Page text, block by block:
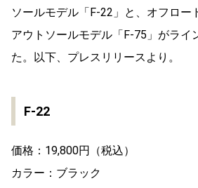
ソールモデル「F-22」と、オフロー
アウトソールモデル「F-75」がライ
た。以下、プレスリリースより。
F-22
価格：19,800円（税込）
カラー：ブラック